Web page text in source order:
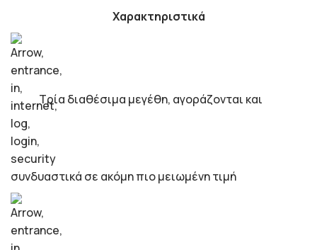
Χαρακτηριστικά
Τρία διαθέσιμα μεγέθη, αγοράζονται και
συνδυαστικά σε ακόμη πιο μειωμένη τιμή